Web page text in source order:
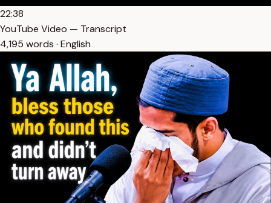
22:38
YouTube Video — Transcript
4,195 words · English